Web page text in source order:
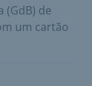
(GdB) de
um cartão